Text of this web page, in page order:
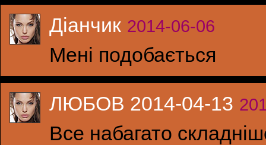
Діанчик 2014-06-06
Мені подобається
ЛЮБОВ 2014-04-13
Все набагато